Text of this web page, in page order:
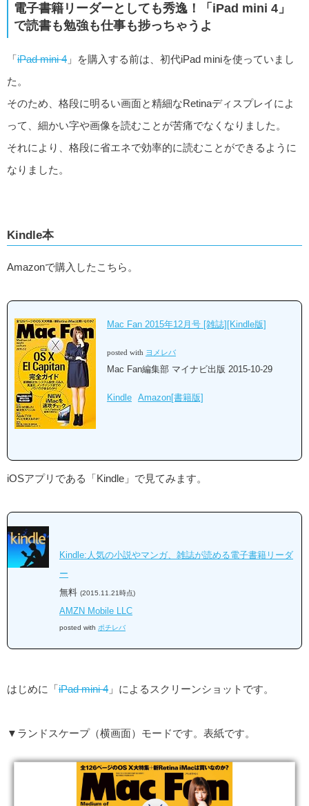
電子書籍リーダーとしても秀逸！「iPad mini 4」
で読書も勉強も仕事も捗っちゃうよ
「iPad mini 4 」を購入する前は、初代iPad miniを使っていまし
た。
そのため、格段に明るい画面と精細なRetinaディスプレイによ
って、細かい字や画像を読むことが苦痛でなくなりました。
それにより、格段に省エネで効率的に読むことができるように
なりました。
Kindle本
Amazonで購入したこちら。
Mac Fan 2015年12月号 [雑誌][Kindle版]
posted with ヨメレバ
Mac Fan編集部 マイナビ出版 2015-10-29
Kindle Amazon[書籍版]
iOSアプリである「Kindle」で見てみます。
Kindle:人気の小説やマンガ、雑誌が読める電子書籍リーダ
ー
無料 (2015.11.21時点)
AMZN Mobile LLC
posted with ポチレバ
はじめに「iPad mini 4 」によるスクリーンショットです。
▼ランドスケープ（横画面）モードです。表紙です。